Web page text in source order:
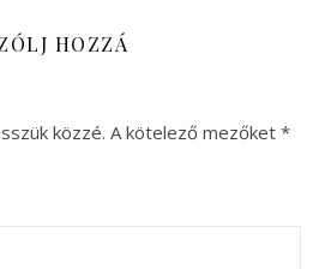
HOZZÁ
közzé. A kötelező mezőket *